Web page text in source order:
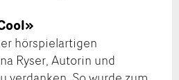
hörspielartigen
Ryser, Autorin und